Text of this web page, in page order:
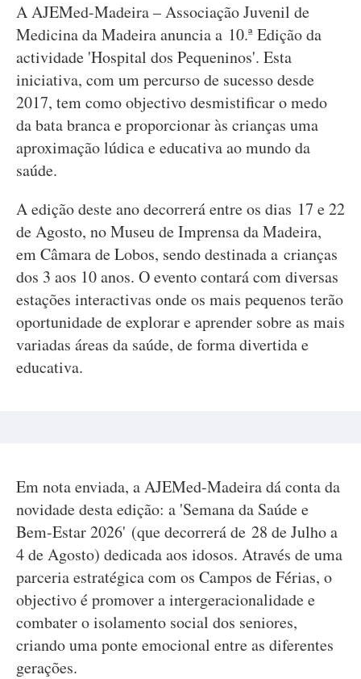
A AJEMed-Madeira – Associação Juvenil de
Medicina da Madeira anuncia a 10.ª Edição da
actividade 'Hospital dos Pequeninos'. Esta
iniciativa, com um percurso de sucesso desde
2017, tem como objectivo desmistificar o medo
da bata branca e proporcionar às crianças uma
aproximação lúdica e educativa ao mundo da
saúde.
A edição deste ano decorrerá entre os dias 17 e 22
de Agosto, no Museu de Imprensa da Madeira,
em Câmara de Lobos, sendo destinada a crianças
dos 3 aos 10 anos. O evento contará com diversas
estações interactivas onde os mais pequenos terão
oportunidade de explorar e aprender sobre as mais
variadas áreas da saúde, de forma divertida e
educativa.
Em nota enviada, a AJEMed-Madeira dá conta da
novidade desta edição: a 'Semana da Saúde e
Bem-Estar 2026' (que decorrerá de 28 de Julho a
4 de Agosto) dedicada aos idosos. Através de uma
parceria estratégica com os Campos de Férias, o
objectivo é promover a intergeracionalidade e
combater o isolamento social dos seniores,
criando uma ponte emocional entre as diferentes
gerações.